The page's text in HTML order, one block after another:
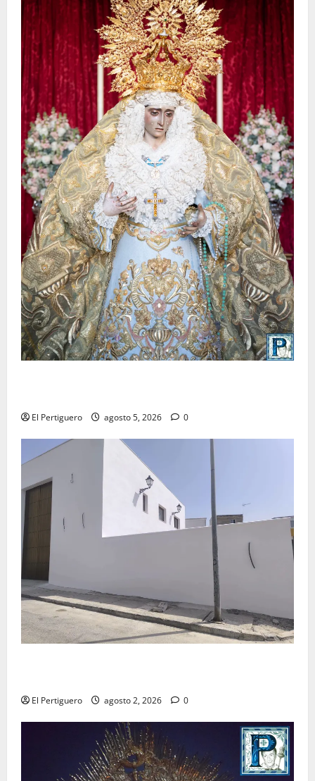
El Pertiguero agosto 5, 2026 0
El Pertiguero agosto 2, 2026 0